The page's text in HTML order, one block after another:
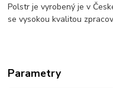
Polstr je vyrobený je v
se vysokou kvalitou
Parametry